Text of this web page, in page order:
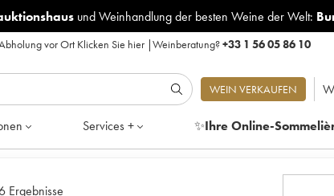
und Weinhandlung der besten Weine der Welt:
vor Ort Klicken Sie hier|Weinberatung?+33 1 56 05 86 10
WEIN VERKAUFEN
Services + ✨Ihre Online-
6 Ergebnisse